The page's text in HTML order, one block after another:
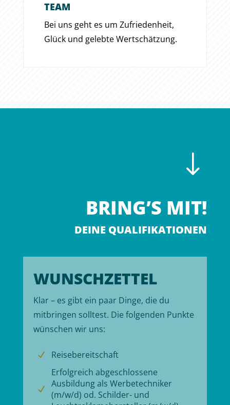
TEAM
Bei uns geht es um Zu­frieden­heit,
Glück und gelebte Wert­schätzung.
"
BRING’S MIT!
DEINE QUALIFIKATIONEN
WUNSCHZETTEL
Klar – es gibt ein paar Dinge, die du
mitbringen solltest. Die folgenden Punkte
wünschen wir uns:
N Reisebereitschaft
N
Erfolgreich abgeschlossene
Ausbildung als Werbetechniker
(m/w/d) od. Schilder- und